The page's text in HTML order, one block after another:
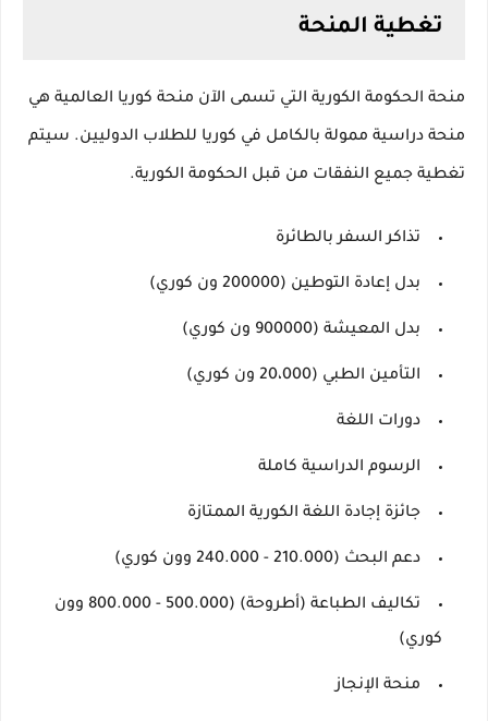
تغطية المنحة
منحة الحكومة الكورية التي تسمى الآن منحة كوريا العالمية هي
منحة دراسية ممولة بالكامل في كوريا للطلاب الدوليين. سيتم
تغطية جميع النفقات من قبل الحكومة الكورية.
تذاكر السفر بالطائرة
بدل إعادة التوطين (200000 ون كوري)
بدل المعيشة (900000 ون كوري)
التأمين الطبي (20،000 ون كوري)
دورات اللغة
الرسوم الدراسية كاملة
جائزة إجادة اللغة الكورية الممتازة
دعم البحث (210.000 - 240.000 وون كوري)
تكاليف الطباعة (أطروحة) (500.000 - 800.000 وون
كوري)
منحة الإنجاز